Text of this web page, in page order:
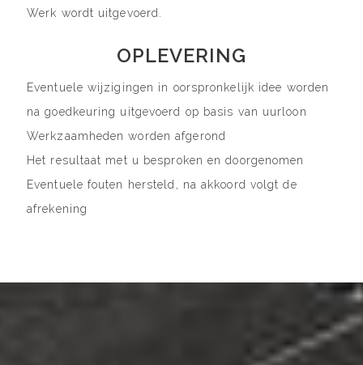
Werk wordt uitgevoerd.
OPLEVERING
Eventuele wijzigingen in oorspronkelijk idee worden
na goedkeuring uitgevoerd op basis van uurloon
Werkzaamheden worden afgerond
Het resultaat met u besproken en doorgenomen
Eventuele fouten hersteld, na akkoord volgt de
afrekening